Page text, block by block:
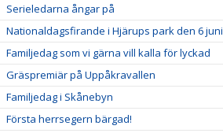
Serieledarna ångar på
Nationaldagsfirande i Hjärups park den 6 juni
Familjedag som vi gärna vill kalla för lyckad
Gräspremiär på Uppåkravallen
Familjedag i Skånebyn
Första herrsegern bärgad!